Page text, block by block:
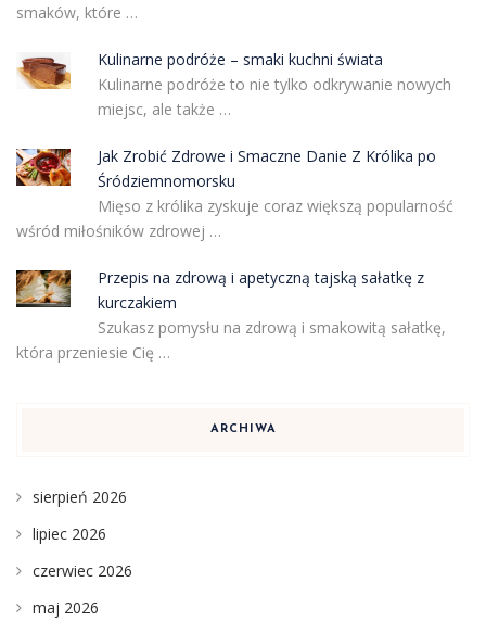
smaków, które …
Kulinarne podróże – smaki kuchni świata
Kulinarne podróże to nie tylko odkrywanie nowych
miejsc, ale także …
Jak Zrobić Zdrowe i Smaczne Danie Z Królika po
Śródziemnomorsku
Mięso z królika zyskuje coraz większą popularność
wśród miłośników zdrowej …
Przepis na zdrową i apetyczną tajską sałatkę z
kurczakiem
Szukasz pomysłu na zdrową i smakowitą sałatkę,
która przeniesie Cię …
ARCHIWA
sierpień 2026
lipiec 2026
czerwiec 2026
maj 2026